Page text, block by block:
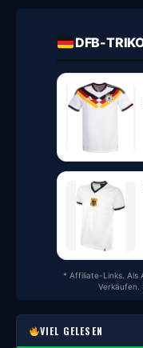
DFB-
* Affiliate-Links. Als
Verkäufen.
VIEL GELESEN